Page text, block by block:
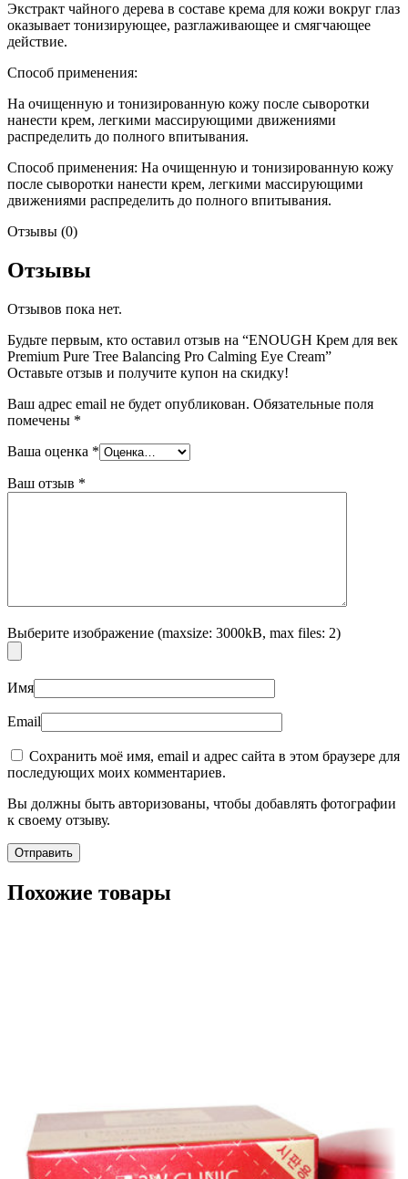
Экстракт чайного дерева в составе крема для кожи вокруг глаз
оказывает тонизирующее, разглаживающее и смягчающее
действие.
Способ применения:
На очищенную и тонизированную кожу после сыворотки
нанести крем, легкими массирующими движениями
распределить до полного впитывания.
Способ применения: На очищенную и тонизированную кожу
после сыворотки нанести крем, легкими массирующими
движениями распределить до полного впитывания.
Отзывы (0)
Отзывы
Отзывов пока нет.
Будьте первым, кто оставил отзыв на “ENOUGH Крем для век
Premium Pure Tree Balancing Pro Calming Eye Cream”
Оставьте отзыв и получите купон на скидку!
Ваш адрес email не будет опубликован. Обязательные поля
помечены *
Ваша оценка *
Ваш отзыв *
Выберите изображение (maxsize: 3000kB, max files: 2)
Имя
Email
Сохранить моё имя, email и адрес сайта в этом браузере для
последующих моих комментариев.
Вы должны быть авторизованы, чтобы добавлять фотографии
к своему отзыву.
Похожие товары